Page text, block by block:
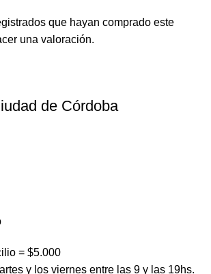
que hayan comprado este
una valoración.
de Córdoba
= $5.000
y los viernes entre las 9 y las 19hs.